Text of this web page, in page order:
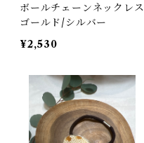
ボールチェーンネックレス
ゴールド/シルバー
¥2,530